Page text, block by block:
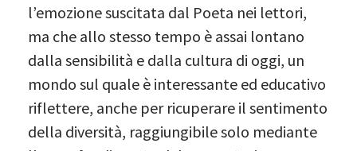
l’emozione suscitata dal Poeta nei lettori,
ma che allo stesso tempo è assai lontano
dalla sensibilità e dalla cultura di oggi, un
mondo sul quale è interessante ed educativo
riflettere, anche per ricuperare il sentimento
della diversità, raggiungibile solo mediante